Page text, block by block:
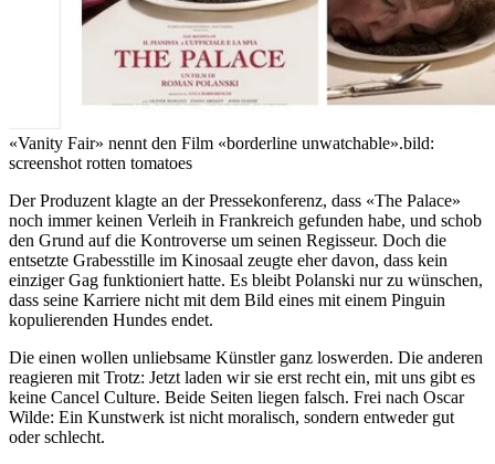
«Vanity Fair» nennt den Film «borderline unwatchable».bild:
screenshot rotten tomatoes
Der Produzent klagte an der Pressekonferenz, dass «The Palace»
noch immer keinen Verleih in Frankreich gefunden habe, und schob
den Grund auf die Kontroverse um seinen Regisseur. Doch die
entsetzte Grabesstille im Kinosaal zeugte eher davon, dass kein
einziger Gag funktioniert hatte. Es bleibt Polanski nur zu wünschen,
dass seine Karriere nicht mit dem Bild eines mit einem Pinguin
kopulierenden Hundes endet.
Die einen wollen unliebsame Künstler ganz loswerden. Die anderen
reagieren mit Trotz: Jetzt laden wir sie erst recht ein, mit uns gibt es
keine Cancel Culture. Beide Seiten liegen falsch. Frei nach Oscar
Wilde: Ein Kunstwerk ist nicht moralisch, sondern entweder gut
oder schlecht.